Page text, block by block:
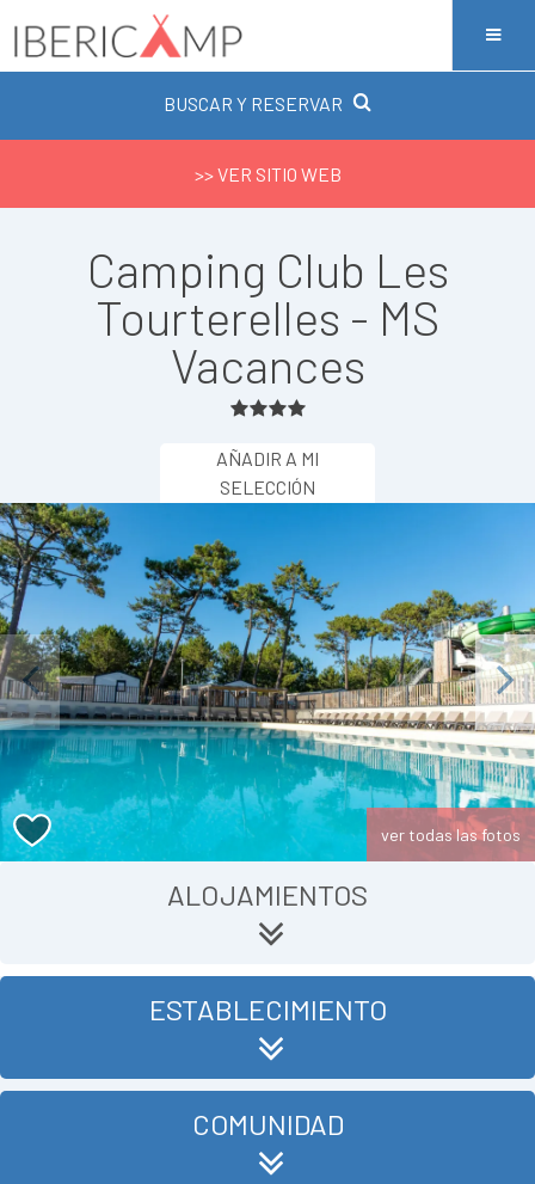
BUSCAR Y RESERVAR
>> VER SITIO WEB
Camping Club Les
Tourterelles - MS
Vacances
AÑADIR A MI
SELECCIÓN
Next
ver todas las fotos
ALOJAMIENTOS
ESTABLECIMIENTO
COMUNIDAD